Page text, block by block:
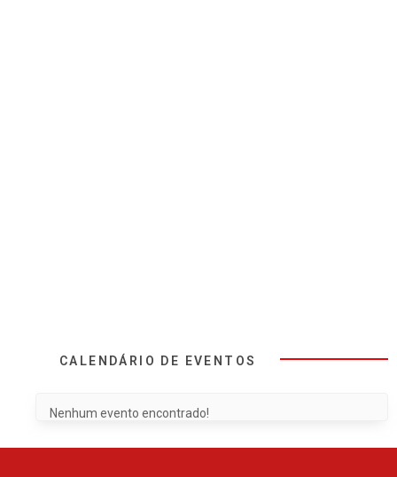
CALENDÁRIO DE EVENTOS
Nenhum evento encontrado!